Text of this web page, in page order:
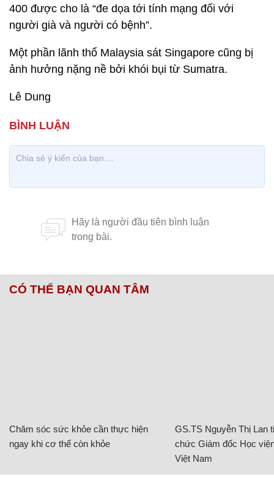
400 được cho là “đe dọa tới tính mạng đối với
người già và người có bệnh”.
Một phần lãnh thổ Malaysia sát Singapore cũng bị
ảnh hưởng nặng nề bởi khói bụi từ Sumatra.
Lê Dung
CÓ THỂ BẠN QUAN TÂM
Chăm sóc sức khỏe cần thực hiện
ngay khi cơ thể còn khỏe
GS.TS Nguyễn Thị Lan
chức Giám đốc Học
Việt Nam